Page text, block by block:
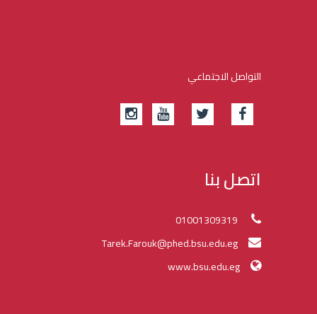
التواصل الاجتماعي
اتصل بنا
www.bsu.edu.eg